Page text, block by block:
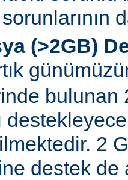
(>2GB)
bulunan
2
destek de